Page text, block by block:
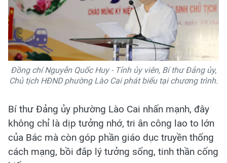
Đồng chí Nguyễn Quốc Huy - Tỉnh ủy viên, Bí thư Đảng ủy,
Chủ tịch HĐND phường Lào Cai phát biểu tại chương trình.
Bí thư Đảng ủy phường Lào Cai nhấn mạnh, đây
không chỉ là dịp tưởng nhớ, tri ân công lao to lớn
của Bác mà còn góp phần giáo dục truyền thống
cách mạng, bồi đắp lý tưởng sống, tinh thần cống